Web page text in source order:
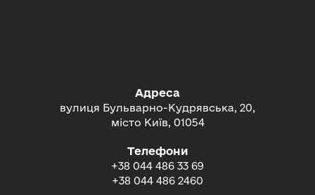
Адреса
вулиця Бульварно-Кудрявська, 20,
місто Київ, 01054
Телефони
+38 044 486 33 69
+38 044 486 2460